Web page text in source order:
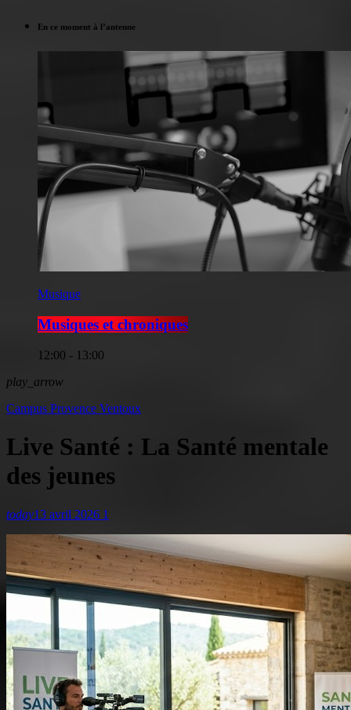
En ce moment à l’antenne
Musique
Musiques et chroniques
12:00 - 13:00
play_arrow
Campus Provence Ventoux
Live Santé : La Santé mentale
des jeunes
today13 avril 2026 1